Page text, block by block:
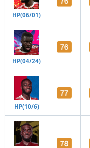
HP(06/01)
HP(04/24)
HP(10/6)